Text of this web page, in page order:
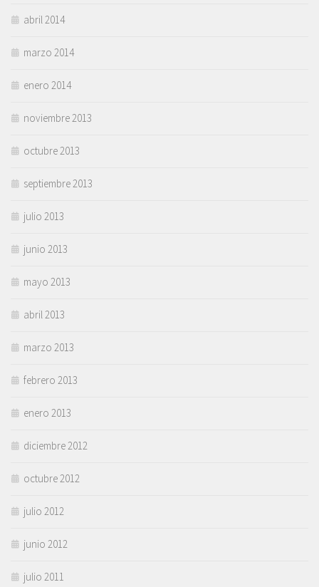
abril 2014
marzo 2014
enero 2014
noviembre 2013
octubre 2013
septiembre 2013
julio 2013
junio 2013
mayo 2013
abril 2013
marzo 2013
febrero 2013
enero 2013
diciembre 2012
octubre 2012
julio 2012
junio 2012
julio 2011